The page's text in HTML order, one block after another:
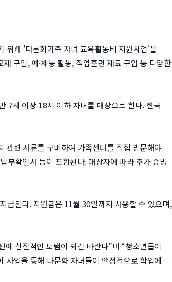
위해 '다문화가족 자녀 교육활동비 지원사업'을
구입, 예·체능 활동, 직업훈련 재료 구입 등 다양한
7세 이상 18세 이하 자녀를 대상으로 한다. 한국
관련 서류를 구비하여 가족센터를 직접 방문해야
부확인서 등이 포함된다. 대상자에 따라 추가 증빙
급된다. 지원금은 11월 30일까지 사용할 수 있으며,
실질적인 보탬이 되길 바란다”며 “청소년들이
사업을 통해 다문화 자녀들이 안정적으로 학업에